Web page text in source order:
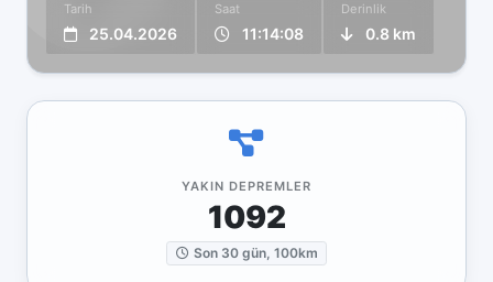
Tarih
25.04.2026
Saat
11:14:08
Derinlik
0.8 km
YAKIN DEPREMLER
1092
Son 30 gün, 100km